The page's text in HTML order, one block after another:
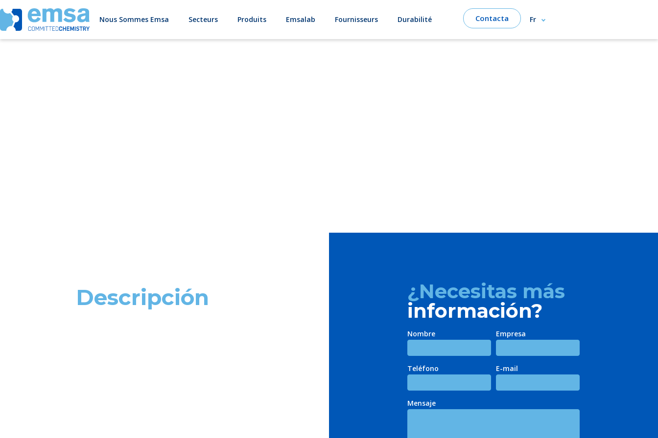
Nous Sommes Emsa Secteurs Produits Emsalab Fournisseurs Durabilité Contacta Fr
Descripción
¿Necesitas más
información?
Nombre Empresa
Teléfono E-mail
Mensaje